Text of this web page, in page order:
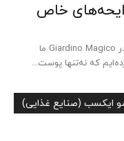
هر عطر یک داستان است، هر بو یک احساس. در Giardino Magico ما
که نه‌تنها پوست...
ایکسب (صنایع غذایی)